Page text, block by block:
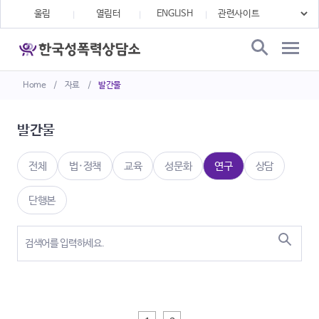
Home / 자료 / 발간물
울림 열림터 ENGLISH
발간물
전체 법·정책 교육 성문화 연구 상담
단행본